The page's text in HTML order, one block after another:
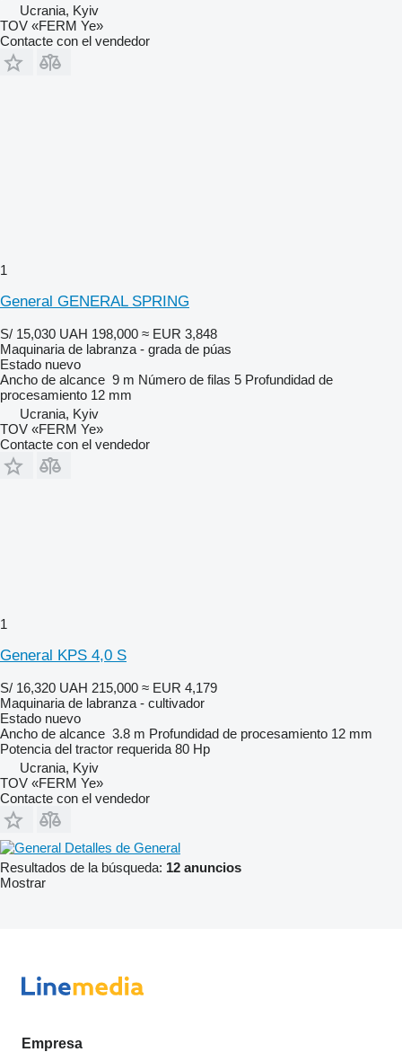
Ucrania, Kyiv
TOV «FERM Ye»
Contacte con el vendedor
1
General GENERAL SPRING
S/ 15,030 UAH 198,000 ≈ EUR 3,848
Maquinaria de labranza - grada de púas
Estado nuevo
Ancho de alcance 9 m Número de filas 5 Profundidad de
procesamiento 12 mm
Ucrania, Kyiv
TOV «FERM Ye»
Contacte con el vendedor
1
General KPS 4,0 S
S/ 16,320 UAH 215,000 ≈ EUR 4,179
Maquinaria de labranza - cultivador
Estado nuevo
Ancho de alcance 3.8 m Profundidad de procesamiento 12 mm
Potencia del tractor requerida 80 Hp
Ucrania, Kyiv
TOV «FERM Ye»
Contacte con el vendedor
Detalles de General
Resultados de la búsqueda: 12 anuncios
Mostrar
Empresa